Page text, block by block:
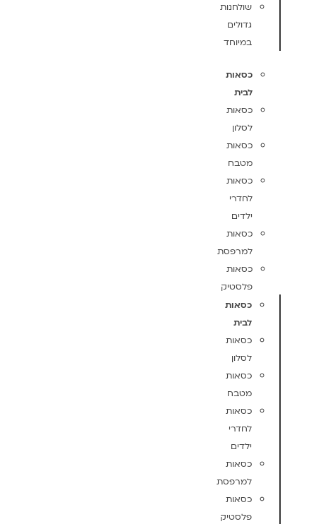
שולחנות
גדולים
במיוחד
כסאות
לבית
כסאות
לסלון
כסאות
מטבח
כסאות
לחדרי
ילדים
כסאות
למרפסת
כסאות
פלסטיק
כסאות
לבית
כסאות
לסלון
כסאות
מטבח
כסאות
לחדרי
ילדים
כסאות
למרפסת
כסאות
פלסטיק